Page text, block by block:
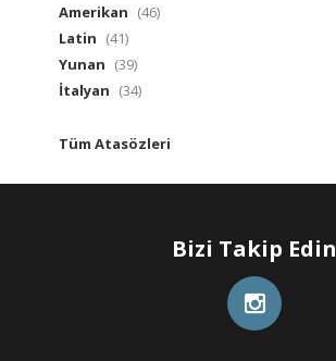
Amerikan (46)
Latin (41)
Yunan (39)
İtalyan (34)
Tüm Atasözleri
Bizi Takip Edin